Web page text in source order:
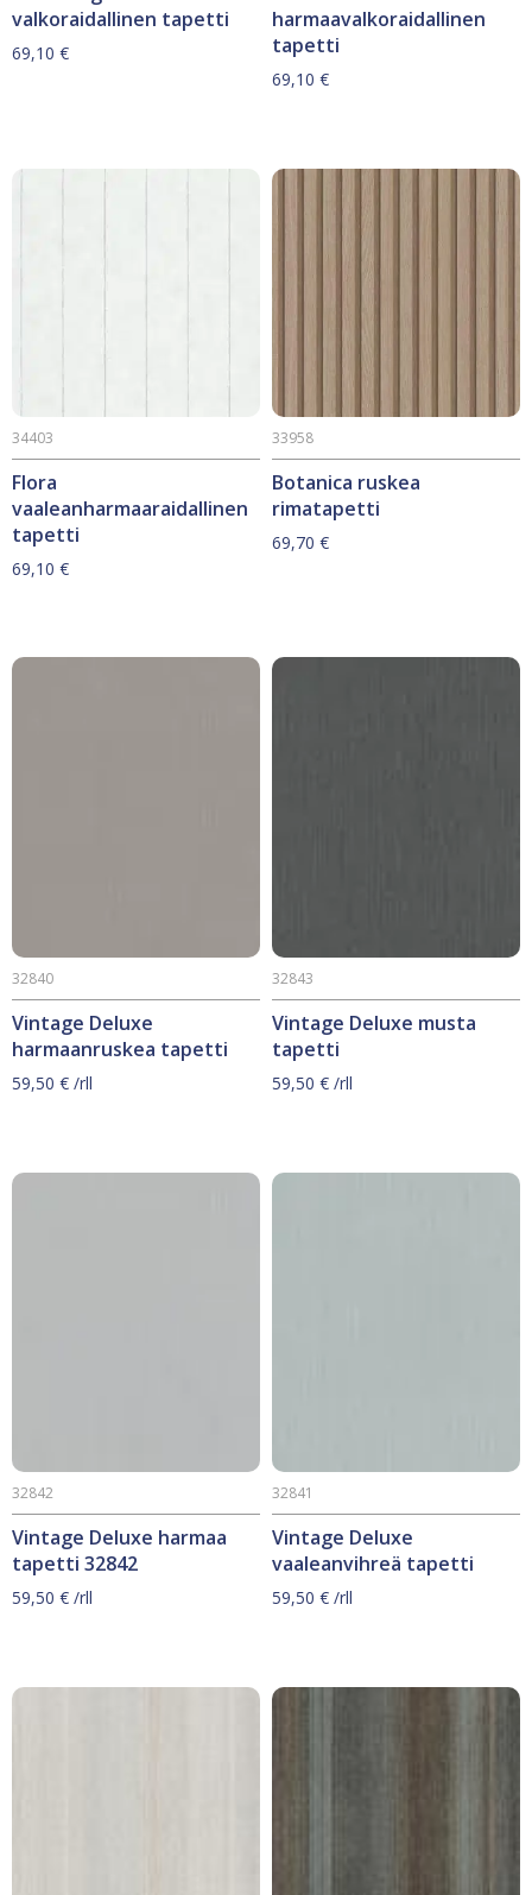
valkoraidallinen tapetti
69,10 €
harmaavalkoraidallinen
tapetti
69,10 €
Flora
vaaleanharmaaraidallinen
tapetti
34403
69,10 €
Botanica ruskea
rimatapetti
33958
69,70 €
Vintage Deluxe
harmaanruskea tapetti
32840
59,50 € /rll
Vintage Deluxe musta
tapetti
32843
59,50 € /rll
Vintage Deluxe harmaa
tapetti 32842
32842
59,50 € /rll
Vintage Deluxe
vaaleanvihreä tapetti
32841
59,50 € /rll